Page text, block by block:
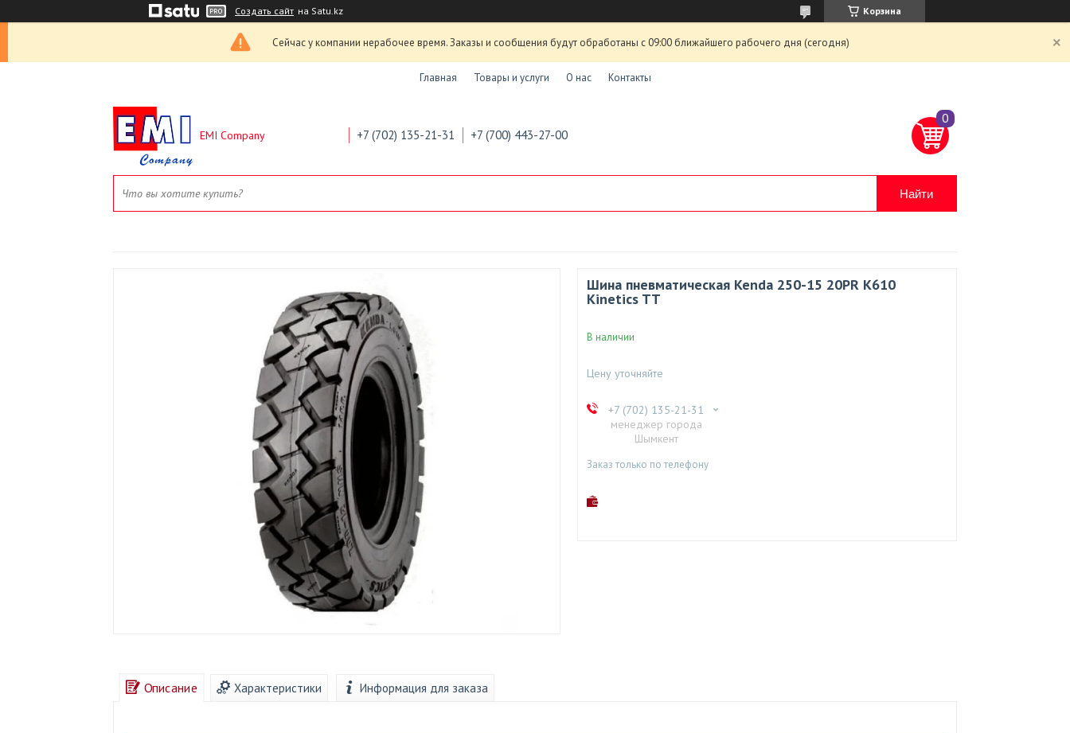
Создать сайт на Satu.kz Корзина
Сейчас у компании нерабочее время. Заказы и сообщения будут обработаны с 09:00 ближайшего рабочего дня (сегодня)
Главная Товары и услуги О нас Контакты
EMI Company +7 (702) 135-21-31 +7 (700) 443-27-00
Найти
Шина пневматическая Kenda 250-15 20PR K610
Kinetics TT
В наличии
Цену уточняйте
+7 (702) 135-21-31
менеджер города
Шымкент
Заказ только по телефону
Описание Характеристики Информация для заказа